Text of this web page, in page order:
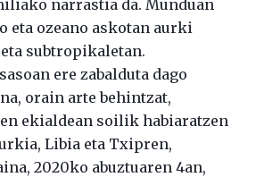
narrastia da. Munduan
eta ozeano askotan aurki
subtropikaletan.
ere zabalduta dago
orain arte behintzat,
ekialdean soilik habiaratzen
Libia eta Txipren,
2020ko abuztuaren 4an,